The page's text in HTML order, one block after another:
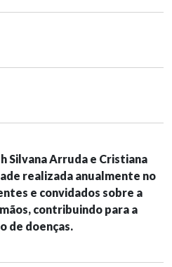
Silvana Arruda e Cristiana
realizada anualmente no
e convidados sobre a
contribuindo para a
de doenças.